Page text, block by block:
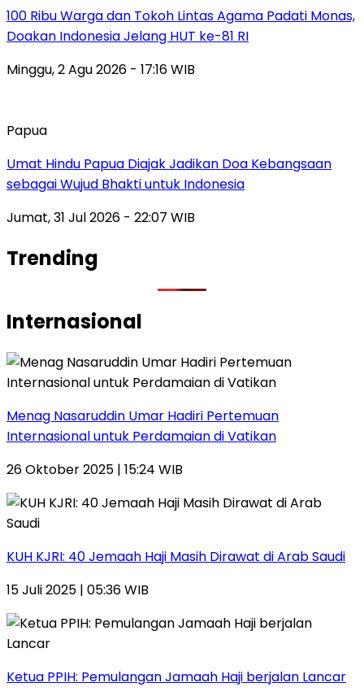
100 Ribu Warga dan Tokoh Lintas Agama Padati Monas,
Doakan Indonesia Jelang HUT ke-81 RI
Minggu, 2 Agu 2026 - 17:16 WIB
Papua
Umat Hindu Papua Diajak Jadikan Doa Kebangsaan
sebagai Wujud Bhakti untuk Indonesia
Jumat, 31 Jul 2026 - 22:07 WIB
Trending
Internasional
Menag Nasaruddin Umar Hadiri Pertemuan
Internasional untuk Perdamaian di Vatikan
26 Oktober 2025 | 15:24 WIB
KUH KJRI: 40 Jemaah Haji Masih Dirawat di Arab Saudi
15 Juli 2025 | 05:36 WIB
Ketua PPIH: Pemulangan Jamaah Haji berjalan Lancar